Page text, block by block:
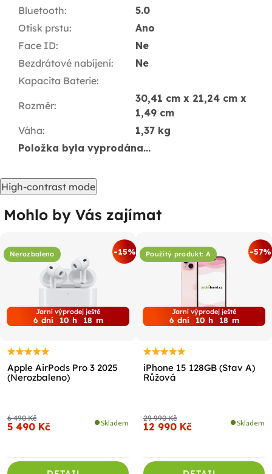
Bluetooth:
5.0
Otisk prstu:
Ano
Face ID:
Ne
Bezdrátové nabíjení:
Ne
Kapacita Baterie:
Rozměr:
30,41 cm x 21,24 cm x
1,49 cm
Váha:
1,37 kg
Položka byla vyprodána…
High-contrast mode
Mohlo by Vás zajímat
Nerozbaleno -15%
Jarní výprodej ještě
6 dni 10 h 18 m
Apple AirPods Pro 3 2025
(Nerozbaleno)
6 490 Kč
5 490 Kč Skladem
Použitý produkt: A -57%
Jarní výprodej ještě
6 dni 10 h 18 m
iPhone 15 128GB (Stav A)
Růžová
29 990 Kč
12 990 Kč Skladem